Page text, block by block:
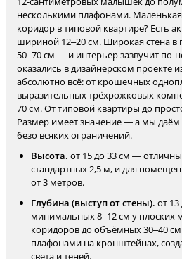
несколькими плафонами.
коридор в типовой квартире? Есть
шириной 12–20 см. Широкая стена
50–70 см — и интерьер зазвучит по-
оказались в дизайнерском проекте
абсолютно всё: от крошечных
выразительных трёхрожковых
70 см. От типовой квартиры до
Размер имеет значение — а мы
безо всяких ограничений.
Высота. от 15 до 33 см —
стандартных 2,5 м, и для
от 3 метров.
Глубина (выступ от стены). от
минимальных 8–12 см у плоских
коридоров до объёмных 30–40
плафонами на кронштейнах,
света и теней.